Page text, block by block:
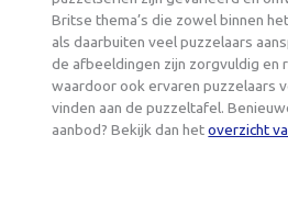
Britse thema’s die zowel binnen
als daarbuiten veel puzzelaars
de afbeeldingen zijn zorgvuldig en
waardoor ook ervaren puzzelaars
vinden aan de puzzeltafel.
aanbod? Bekijk dan hetoverzicht